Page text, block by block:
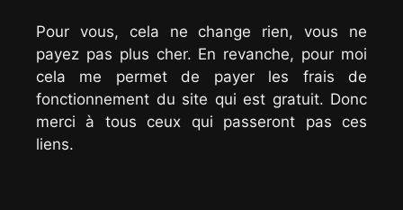
Pour vous, cela ne change rien, vous ne
payez pas plus cher. En revanche, pour moi
cela me permet de payer les frais de
fonctionnement du site qui est gratuit. Donc
merci à tous ceux qui passeront pas ces
liens.